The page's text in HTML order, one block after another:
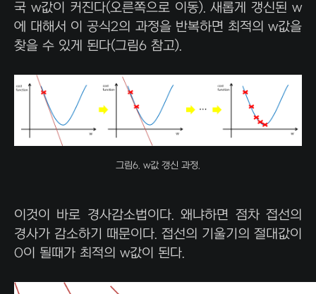
국 w값이 커진다(오른쪽으로 이동). 새롭게 갱신된 w
에 대해서 이 공식2의 과정을 반복하면 최적의 w값을
찾을 수 있게 된다(그림6 참고).
그림6. w값 갱신 과정.
이것이 바로 경사감소법이다. 왜냐하면 점차 접선의
경사가 감소하기 때문이다. 접선의 기울기의 절대값이
0이 될때가 최적의 w값이 된다.